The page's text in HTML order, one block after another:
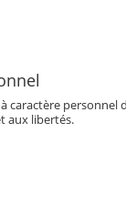
personnel
aux libertés.